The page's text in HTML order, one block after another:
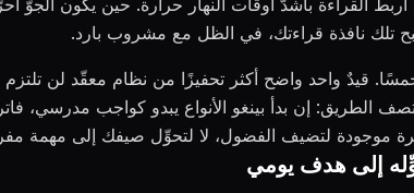
اربط القراءة بأشدّ أوقات النهار حرارة. حين يكون الجوّ
تلك نافذة قراءتك، في الظل مع مشروب بارد.
قيدٌ واحد واضح أكثر تحفيزًا من نظام معقّد لن
الطريق: إن بدأ بينغو الأنواع يبدو كواجب مدرسي،
موجودة لتضيف الفضول، لا لتحوِّل صيفك إلى مهمة
إلى هدف يومي